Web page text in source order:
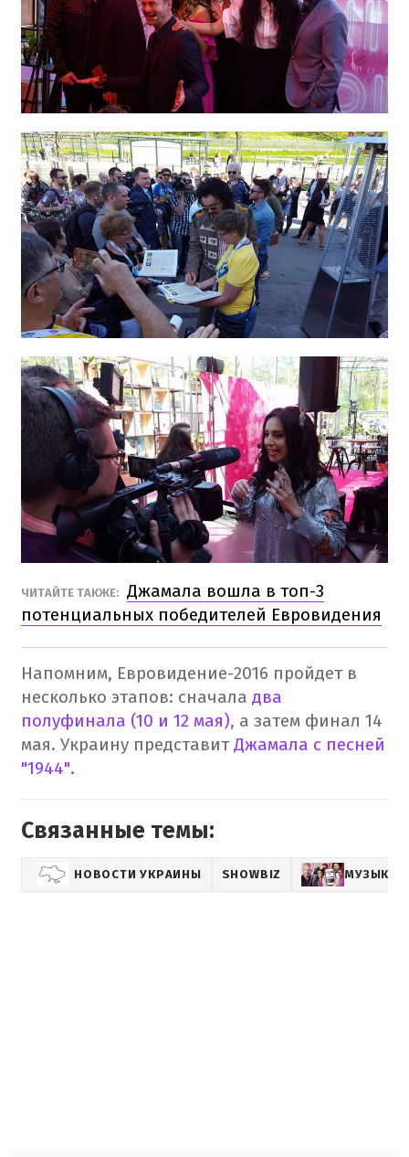
ЧИТАЙТЕ ТАКЖЕ: Джамала вошла в топ-3
потенциальных победителей Евровидения
Напомним, Евровидение-2016 пройдет в
несколько этапов: сначала два
полуфинала (10 и 12 мая), а затем финал 14
мая. Украину представитДжамала с песней
"1944".
Связанные темы:
НОВОСТИ УКРАИНЫ SHOWBIZ МУЗЫКА